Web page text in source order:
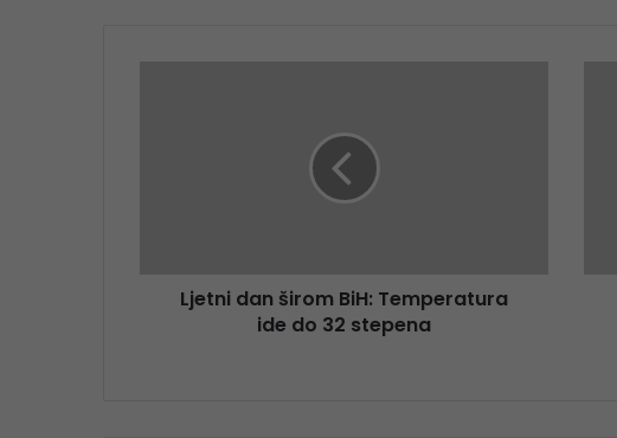
Ljetni dan širom BiH: Temperatura
ide do 32 stepena